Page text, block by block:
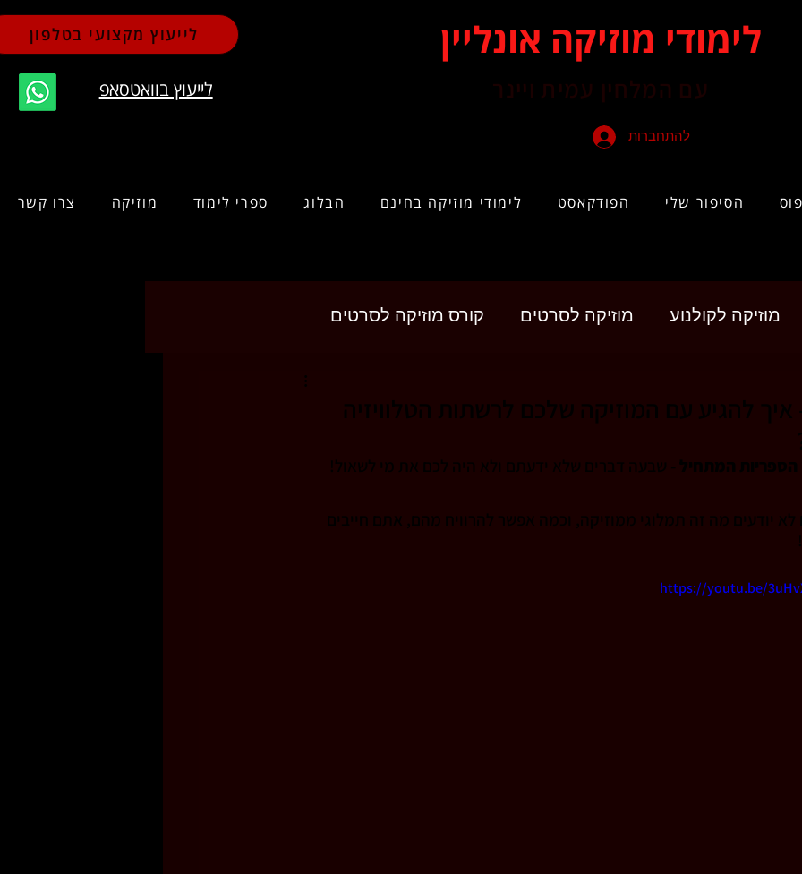
לייעוץ מקצועי בטלפון
לייעוץ בוואטסאפ
לימודי מוזיקה אונליין
עם המלחין עמית ויינר
להתחברות
הסיפור שלי הפודקאסט לימודי מוזיקה בחינם הבלוג ספרי לימוד מוזיקה צרו קשר
מוזיקה לקולנוע מוזיקה לסרטים קורס מוזיקה לסרטים
ראשון יצירתיות
קונטרפונקט מוזיקה למחול קידום למוזיקאים עצמאיים
פודקאסט מוזיקה AI-generated music
איך להגיע עם המוזיקה שלכם לרשתות הטלוויזיה
המתחיל - שבעה דברים שלא ידעתם ולא היה לכם את מי לשאול!
יודעים מה זה תמלוגי ממוזיקה, וכמה אפשר להרוויח מהם, אתם חייבים
https://youtu.be/